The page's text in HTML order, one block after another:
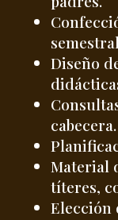
Diseño
cabecera.
Material
títeres,
Elección